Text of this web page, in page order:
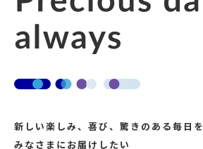
新しい楽しみ、喜び、驚きのある毎日を
みなさまにお届けしたい